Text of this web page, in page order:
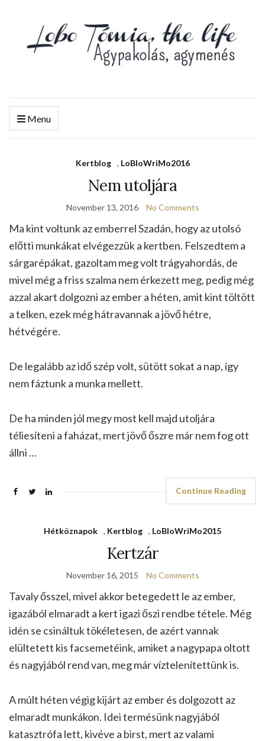
Menu
Kertblog , LoBloWriMo2016
Nem utoljára
November 13, 2016 No Comments
Ma kint voltunk az emberrel Szadán, hogy az utolsó
előtti munkákat elvégezzük a kertben. Felszedtem a
sárgarépákat, gazoltam meg volt trágyahordás, de
mivel még a friss szalma nem érkezett meg, pedig még
azzal akart dolgozni az ember a héten, amit kint töltött
a telken, ezek még hátravannak a jövő hétre,
hétvégére.
De legalább az idő szép volt, sütött sokat a nap, így
nem fáztunk a munka mellett.
De ha minden jól megy most kell majd utoljára
téliesíteni a faházat, mert jövő őszre már nem fog ott
állni …
Continue Reading
Hétköznapok , Kertblog , LoBloWriMo2015
Kertzár
November 16, 2015 No Comments
Tavaly ősszel, mivel akkor betegedett le az ember,
igazából elmaradt a kert igazi őszi rendbe tétele. Még
idén se csináltuk tökéletesen, de azért vannak
elültetett kis facsemetéink, amiket a nagypapa oltott
és nagyjából rend van, meg már víztelenítettünk is.
A múlt héten végig kijárt az ember és dolgozott az
elmaradt munkákon. Idei termésünk nagyjából
katasztrófa lett, kivéve a birst, mert az valami